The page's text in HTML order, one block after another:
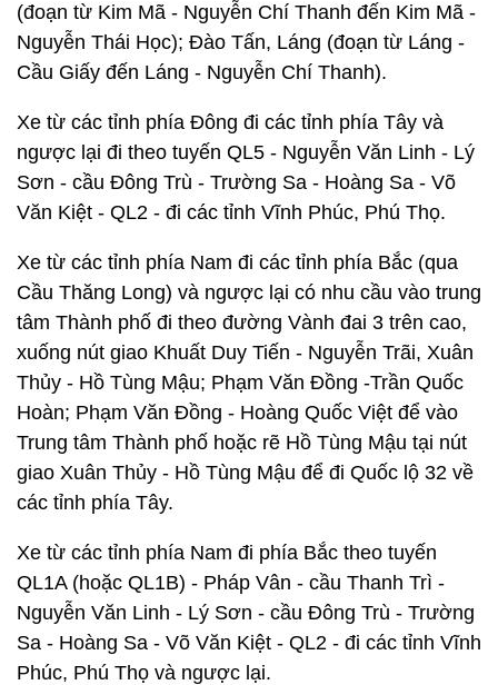
(đoạn từ Kim Mã - Nguyễn Chí Thanh đến Kim Mã -
Nguyễn Thái Học); Đào Tấn, Láng (đoạn từ Láng -
Cầu Giấy đến Láng - Nguyễn Chí Thanh).
Xe từ các tỉnh phía Đông đi các tỉnh phía Tây và
ngược lại đi theo tuyến QL5 - Nguyễn Văn Linh - Lý
Sơn - cầu Đông Trù - Trường Sa - Hoàng Sa - Võ
Văn Kiệt - QL2 - đi các tỉnh Vĩnh Phúc, Phú Thọ.
Xe từ các tỉnh phía Nam đi các tỉnh phía Bắc (qua
Cầu Thăng Long) và ngược lại có nhu cầu vào trung
tâm Thành phố đi theo đường Vành đai 3 trên cao,
xuống nút giao Khuất Duy Tiến - Nguyễn Trãi, Xuân
Thủy - Hồ Tùng Mậu; Phạm Văn Đồng -Trần Quốc
Hoàn; Phạm Văn Đồng - Hoàng Quốc Việt để vào
Trung tâm Thành phố hoặc rẽ Hồ Tùng Mậu tại nút
giao Xuân Thủy - Hồ Tùng Mậu để đi Quốc lộ 32 về
các tỉnh phía Tây.
Xe từ các tỉnh phía Nam đi phía Bắc theo tuyến
QL1A (hoặc QL1B) - Pháp Vân - cầu Thanh Trì -
Nguyễn Văn Linh - Lý Sơn - cầu Đông Trù - Trường
Sa - Hoàng Sa - Võ Văn Kiệt - QL2 - đi các tỉnh Vĩnh
Phúc, Phú Thọ và ngược lại.